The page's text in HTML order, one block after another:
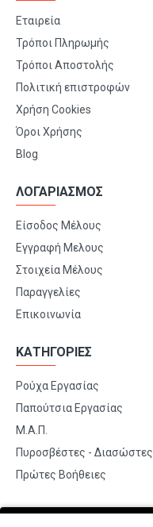
Εταιρεία
Τρόποι Πληρωμής
Τρόποι Αποστολής
Πολιτική επιστροφών
Χρήση Cookies
Όροι Χρήσης
Blog
ΛΟΓΑΡΙΑΣΜΟΣ
Είσοδος Μέλους
Εγγραφή Μελους
Στοιχεία Μέλους
Παραγγελίες
Επικοινωνία
ΚΑΤΗΓΟΡΙΕΣ
Ρούχα Εργασίας
Παπούτσια Εργασίας
Μ.Α.Π.
Πυροσβέστες - Διασώστες
Πρώτες Βοήθειες
BRANDS